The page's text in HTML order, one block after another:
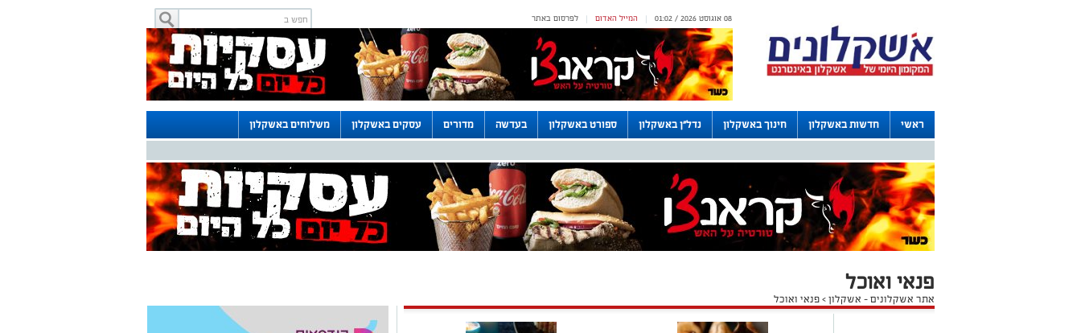
לפרסום באתר | המייל האדום | 08 אוגוסט 2026 / 01:02
ראשי חדשות באשקלון חינוך באשקלון נדל"ן באשקלון ספורט באשקלון בעדשה מדורים עסקים באשקלון משלוחים באשקלון
פנאי ואוכל
אתר אשקלונים - אשקלון>פנאי ואוכל